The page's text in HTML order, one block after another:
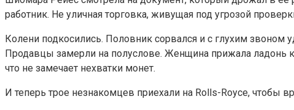
работник. Не уличная торговка, живущая под угрозой
Колени подкосились. Половник сорвался и с глухим звоном
Продавцы замерли на полуслове. Женщина прижала ладонь
что не замечает нехватки монет.
И теперь трое незнакомцев приехали на Rolls-Royce, чтобы